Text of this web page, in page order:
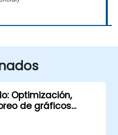
Optimización,
de gráficos